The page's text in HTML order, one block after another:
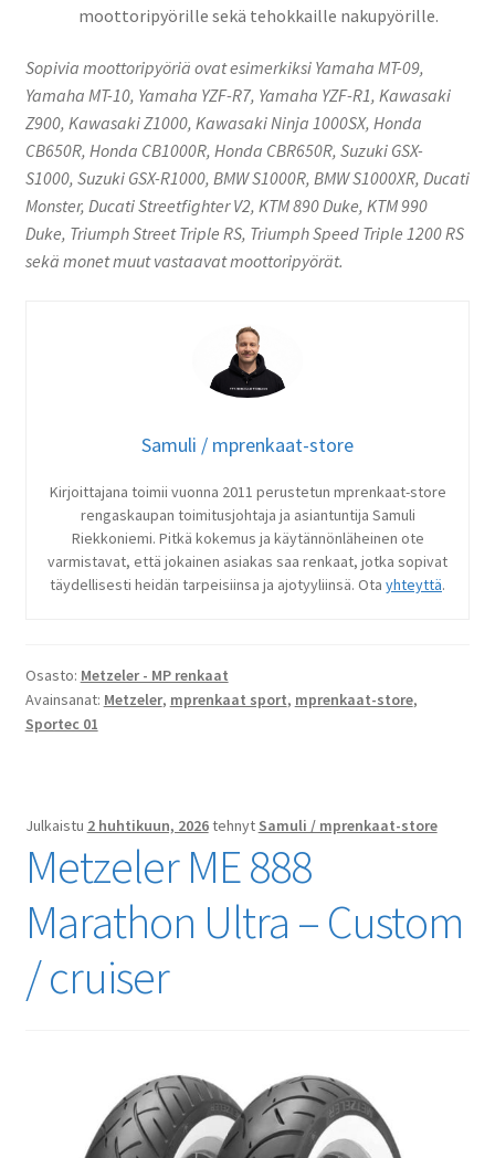
moottoripyörille sekä tehokkaille nakupyörille.
Sopivia moottoripyöriä ovat esimerkiksi Yamaha MT-09,
Yamaha MT-10, Yamaha YZF-R7, Yamaha YZF-R1, Kawasaki
Z900, Kawasaki Z1000, Kawasaki Ninja 1000SX, Honda
CB650R, Honda CB1000R, Honda CBR650R, Suzuki GSX-
S1000, Suzuki GSX-R1000, BMW S1000R, BMW S1000XR, Ducati
Monster, Ducati Streetfighter V2, KTM 890 Duke, KTM 990
Duke, Triumph Street Triple RS, Triumph Speed Triple 1200 RS
sekä monet muut vastaavat moottoripyörät.
Samuli / mprenkaat-store
Kirjoittajana toimii vuonna 2011 perustetun mprenkaat-store
rengaskaupan toimitusjohtaja ja asiantuntija Samuli
Riekkoniemi. Pitkä kokemus ja käytännönläheinen ote
varmistavat, että jokainen asiakas saa renkaat, jotka sopivat
täydellisesti heidän tarpeisiinsa ja ajotyyliinsä. Ota yhteyttä.
Osasto: Metzeler - MP renkaat
Avainsanat: Metzeler, mprenkaat sport, mprenkaat-store,
Sportec 01
Julkaistu 2 huhtikuun, 2026tehnyt Samuli / mprenkaat-store
Metzeler ME 888
Marathon Ultra – Custom
/ cruiser